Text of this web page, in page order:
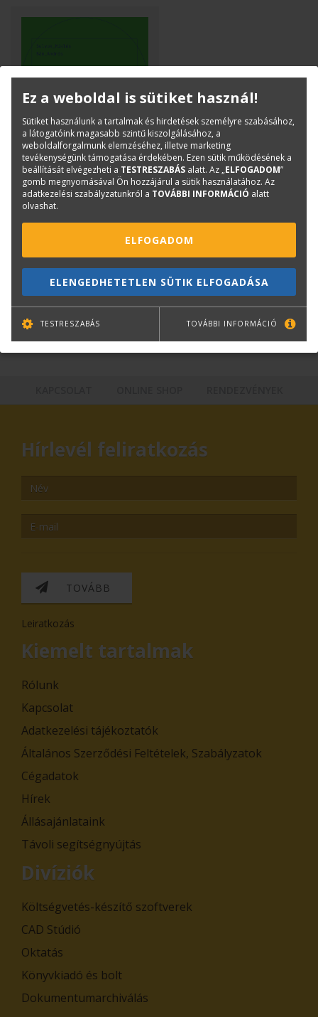
Sulyok Miklós - Bán András
A Miskolci Építész Műhely
7 400 Ft
Bővebben>>
Hírlevél feliratkozás
TOVÁBB
Leiratkozás
Kiemelt tartalmak
Rólunk
Kapcsolat
Adatkezelési tájékoztatók
Általános Szerződési Feltételek, Szabályzatok
Cégadatok
Hírek
Állásajánlataink
Távoli segítségnyújtás
Divíziók
Költségvetés-készítő szoftverek
CAD Stúdió
Oktatás
Könyvkiadó és bolt
Dokumentumarchiválás
Ez a weboldal is sütiket használ!
Sütiket használunk a tartalmak és hirdetések személyre szabásához,
a látogatóink magasabb szintű kiszolgálásához, a
weboldalforgalmunk elemzéséhez, illetve marketing
tevékenységünk támogatása érdekében. Ezen sütik működésének a
beállítását elvégezheti a TESTRESZABÁS alatt. Az „ELFOGADOM”
gomb megnyomásával Ön hozzájárul a sütik használatához. Az
adatkezelési szabályzatunkról a TOVÁBBI INFORMÁCIÓ alatt
olvashat.
ELFOGADOM
ELENGEDHETETLEN SÜTIK ELFOGADÁSA
TESTRESZABÁS TOVÁBBI INFORMÁCIÓ